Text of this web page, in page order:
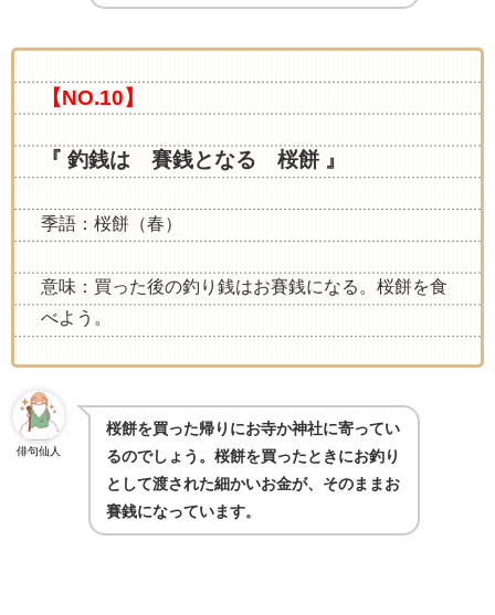
【NO.10】
『 釣銭は 賽銭となる 桜餅 』
季語：桜餅（春）
意味：買った後の釣り銭はお賽銭になる。桜餅を食
べよう。
俳句仙人
桜餅を買った帰りにお寺か神社に寄ってい
るのでしょう。桜餅を買ったときにお釣り
として渡された細かいお金が、そのままお
賽銭になっています。